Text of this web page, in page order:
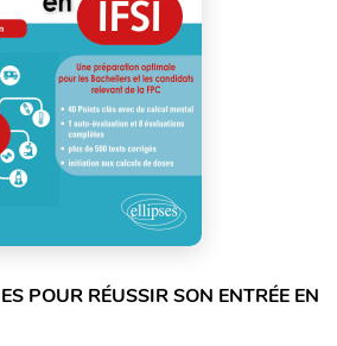
POUR RÉUSSIR SON ENTRÉE EN